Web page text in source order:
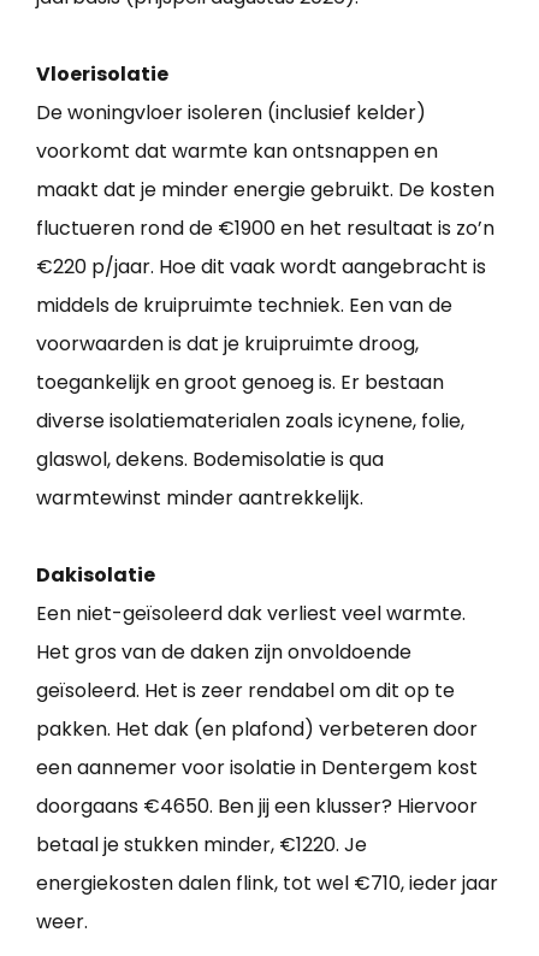
Vloerisolatie
De woningvloer isoleren (inclusief kelder)
voorkomt dat warmte kan ontsnappen en
maakt dat je minder energie gebruikt. De kosten
fluctueren rond de €1900 en het resultaat is zo’n
€220 p/jaar. Hoe dit vaak wordt aangebracht is
middels de kruipruimte techniek. Een van de
voorwaarden is dat je kruipruimte droog,
toegankelijk en groot genoeg is. Er bestaan
diverse isolatiematerialen zoals icynene, folie,
glaswol, dekens. Bodemisolatie is qua
warmtewinst minder aantrekkelijk.
Dakisolatie
Een niet-geïsoleerd dak verliest veel warmte.
Het gros van de daken zijn onvoldoende
geïsoleerd. Het is zeer rendabel om dit op te
pakken. Het dak (en plafond) verbeteren door
een aannemer voor isolatie in Dentergem kost
doorgaans €4650. Ben jij een klusser? Hiervoor
betaal je stukken minder, €1220. Je
energiekosten dalen flink, tot wel €710, ieder jaar
weer.